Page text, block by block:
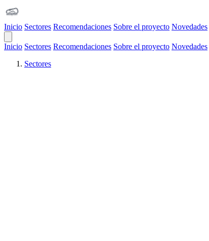
Inicio Sectores Recomendaciones Sobre el proyecto Novedades
Inicio Sectores Recomendaciones Sobre el proyecto Novedades
Sectores